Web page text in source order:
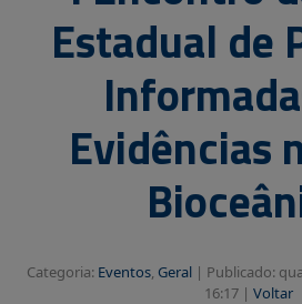
Estadual de
Evidências
Categoria: Eventos, Geral | Publicado:
16:17 | Voltar